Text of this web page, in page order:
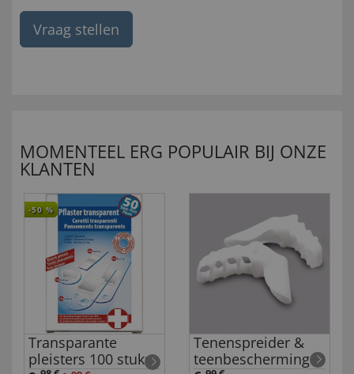
Vraag stellen
MOMENTEEL ERG POPULAIR BIJ ONZE
KLANTEN
-50 %
Transparante
pleisters 100 stuks
Tenenspreider &
teenbescherming